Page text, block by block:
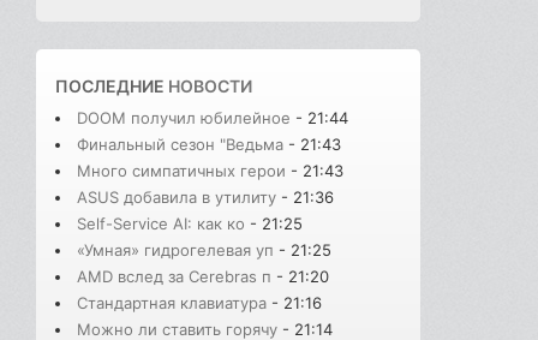
ПОСЛЕДНИЕ НОВОСТИ
DOOM получил юбилейное - 21:44
Финальный сезон "Ведьма - 21:43
Много симпатичных герои - 21:43
ASUS добавила в утилиту - 21:36
Self-Service AI: как ко - 21:25
«Умная» гидрогелевая уп - 21:25
AMD вслед за Cerebras п - 21:20
Стандартная клавиатура - 21:16
Можно ли ставить горячу - 21:14